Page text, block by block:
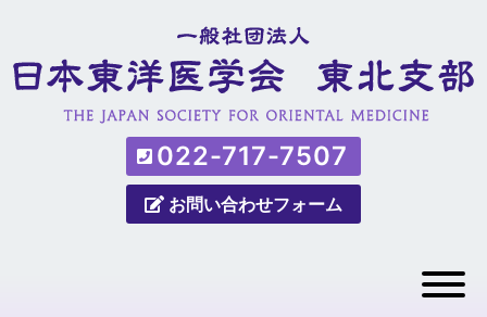
022-717-7507
お問い合わせフォーム